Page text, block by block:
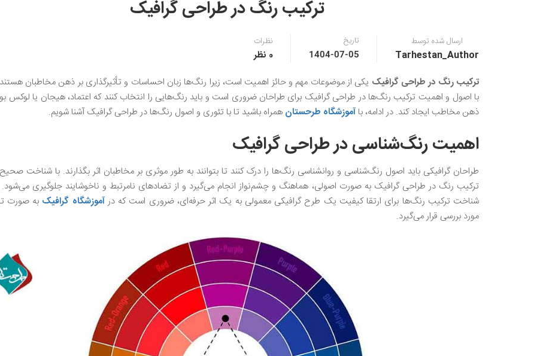
ترکیب رنگ در طراحی گرافیک
ارسال شده توسط
Tarhestan_Author
تاریخ
1404-07-05
نظرات
0 نظر
ترکیب رنگ در طراحی گرافیک یکی از موضوعات مهم و حائز اهمیت است، زیرا رنگ‌ها زبان احساسات و تأثیرگذاری بر ذهن مخاطبان
با اصول و اهمیت ترکیب رنگ‌ها در طراحی گرافیک برای طراحان ضروری است و باید رنگ‌هایی را انتخاب کنند که اعتماد، هیجان یا لوکس
ذهن مخاطب ایجاد کند. در ادامه، با آموزشگاه طرحستان همراه باشید تا با تئوری و اصول رنگ‌ها در طراحی گرافیک آشنا شویم.
اهمیت رنگ‌شناسی در طراحی گرافیک
طراحان گرافیکی باید اصول رنگ‌شناسی و روانشناسی رنگ‌ها را درک کنند تا بتوانند به طور موثری بر مخاطبان اثر بگذارند. با شناخت
ترکیب رنگ در طراحی گرافیک به صورت اصولی، هماهنگ و چشم‌نواز انجام می‌گیرد و از تضادهای نامرتبط و ناخوشایند جلوگیری می‌شود.
شناخت ترکیب رنگ‌ها برای ارتقا کیفیت یک طرح گرافیکی معمولی به یک اثر حرفه‌ای، ضروری است که درآموزشگاه گرافیک به
مورد بررسی قرار می‌گیرد.